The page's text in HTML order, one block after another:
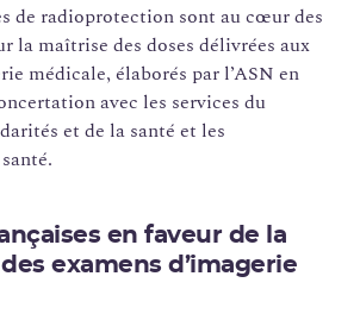
de radioprotection sont au cœur des
la maîtrise des doses délivrées aux
médicale, élaborés par l’ASN en
avec les services du
et de la santé et les
en faveur de la
examens d’imagerie